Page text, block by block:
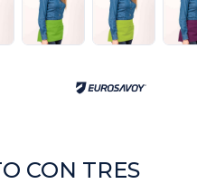
CON TRES